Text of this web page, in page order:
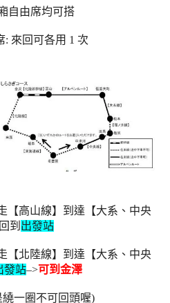
自由席均可搭
: 來回可各用 1 次
【高山線】到達【大系、中央
到 出發站
【北陸線】到達【大系、中央
發站–>可到金澤
一圈不可回頭喔)